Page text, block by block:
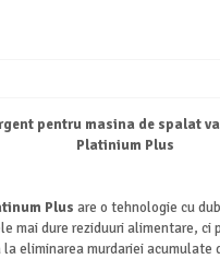
pentru masina de spalat
Platinium Plus
Plus are o tehnologie cu
mai dure reziduuri alimentare, ci
eliminarea murdariei acumulate